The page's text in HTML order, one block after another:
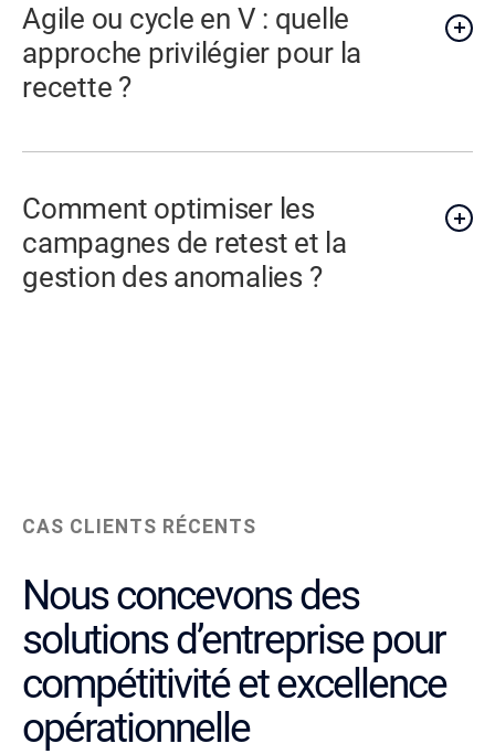
Agile ou cycle en V : quelle
approche privilégier pour la
recette ?
Comment optimiser les
campagnes de retest et la
gestion des anomalies ?
CAS CLIENTS RÉCENTS
Nous concevons des
solutions d’entreprise pour
compétitivité et excellence
opérationnelle